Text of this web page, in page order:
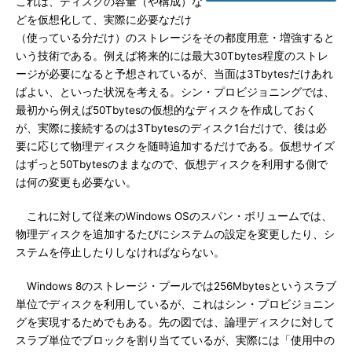
どを仮想化して、実際に必要なだけ
（使っている分だけ）のストレージをその都度用意・増強すると
いう技術である。例えば将来的には最大30Tbytes程度のストレ
ージが必要になると予想されているが、当面は3Tbytesだけあれ
ばよい、といった状況を考える。シン・プロビジョニングでは、
最初から例えば50Tbytesの仮想的なディスクを作成しておく
が、実際に接続するのは3Tbytesのディスク1台だけで、後は必
要に応じて物理ディスクを随時追加するだけである。仮想サイズ
はずっと50Tbytesのままなので、仮想ディスクを利用する側で
は何の変更も必要ない。
これに対して従来のWindows OSのスパン・ボリュームでは、
物理ディスクを追加するたびにシステムの設定を変更したり、シ
ステムを停止したりしなければならない。
Windows 8のストレージ・プールでは256Mbytesというスラブ
単位でディスクを利用しているが、これはシン・プロビジョニン
グを実現するためでもある。先の図では、論理ディスクに対して
スラブ単位でブロックを割り当てているが、実際には「使用中の